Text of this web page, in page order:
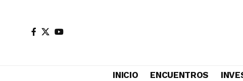
INICIO ENCUENTROS